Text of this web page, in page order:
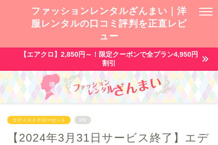
ファッションレンタルざんまい｜洋
服レンタルの口コミ評判を正直レビ
ュー
【エアクロ】2,850円～！限定クーポンで全プラン4,950円
割引
エディストクローゼット PR
【2024年3月31日サービス終了】エデ